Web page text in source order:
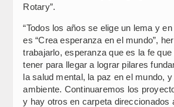
Rotary”.
“Todos los años se elige un lema y
es “Crea esperanza en el mundo”,
trabajarlo, esperanza que es la fe
tener para llegar a lograr pilares
la salud mental, la paz en el mundo,
ambiente. Continuaremos los
y hay otros en carpeta direccionados